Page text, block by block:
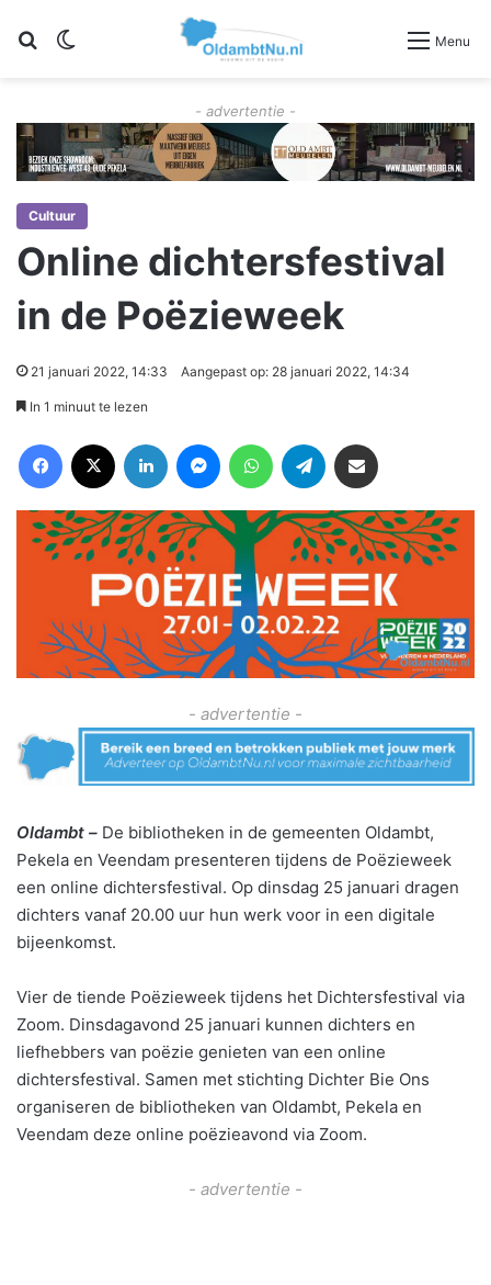
Zoeken Menu
- advertentie -
Cultuur
Online dichtersfestival
in de Poëzieweek
21 januari 2022, 14:33 Aangepast op: 28 januari 2022, 14:34
In 1 minuut te lezen
- advertentie -
Oldambt – De bibliotheken in de gemeenten Oldambt,
Pekela en Veendam presenteren tijdens de Poëzieweek
een online dichtersfestival. Op dinsdag 25 januari dragen
dichters vanaf 20.00 uur hun werk voor in een digitale
bijeenkomst.
Vier de tiende Poëzieweek tijdens het Dichtersfestival via
Zoom. Dinsdagavond 25 januari kunnen dichters en
liefhebbers van poëzie genieten van een online
dichtersfestival. Samen met stichting Dichter Bie Ons
organiseren de bibliotheken van Oldambt, Pekela en
Veendam deze online poëzieavond via Zoom.
- advertentie -